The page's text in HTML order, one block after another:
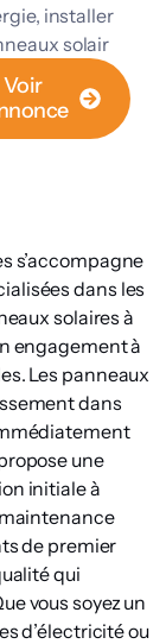
installer
solair
Voir
s’accompagne
dans les
solaires à
engagement à
Les panneaux
dans
une
initiale à
de premier
qui
vous soyez un
d’électricité ou